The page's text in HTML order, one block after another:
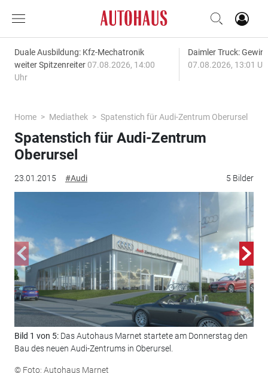
Duale Ausbildung: Kfz-Mechatronik
weiter Spitzenreiter 07.08.2026, 14:00
Uhr
Daimler Truck:
07.08.2026, 13:01
Home Mediathek Spatenstich für Audi-Zentrum Oberursel
23.01.2015 #Audi 5 Bilder
Spatenstich für Audi-Zentrum
Oberursel
Bild 1 von 5: Das Autohaus Marnet startete am Donnerstag den
Bau des neuen Audi-Zentrums in Oberursel.
© Foto: Autohaus Marnet